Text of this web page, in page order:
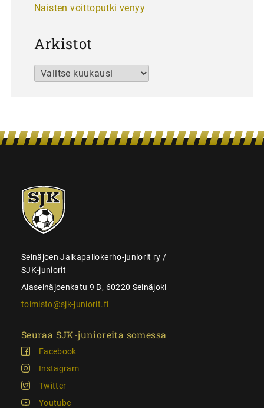
Naisten voittoputki venyy
Arkistot
Arkistot
SJK-
juniorit
Seinäjoen Jalkapallokerho-juniorit ry /
SJK-juniorit
Alaseinäjoenkatu 9 B, 60220 Seinäjoki
toimisto@sjk-juniorit.fi
Seuraa SJK-junioreita somessa
Facebook
Instagram
Twitter
Youtube